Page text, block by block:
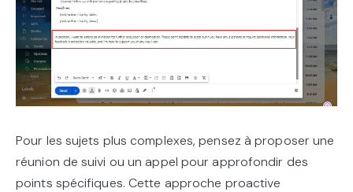
Pour les sujets plus complexes, pensez à proposer une
réunion de suivi ou un appel pour approfondir des
points spécifiques. Cette approche proactive